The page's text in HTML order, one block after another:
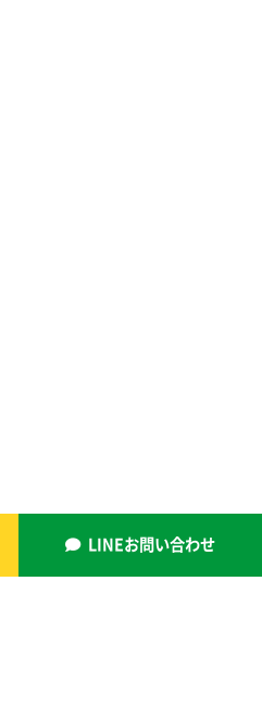
LINEお問い合わせ